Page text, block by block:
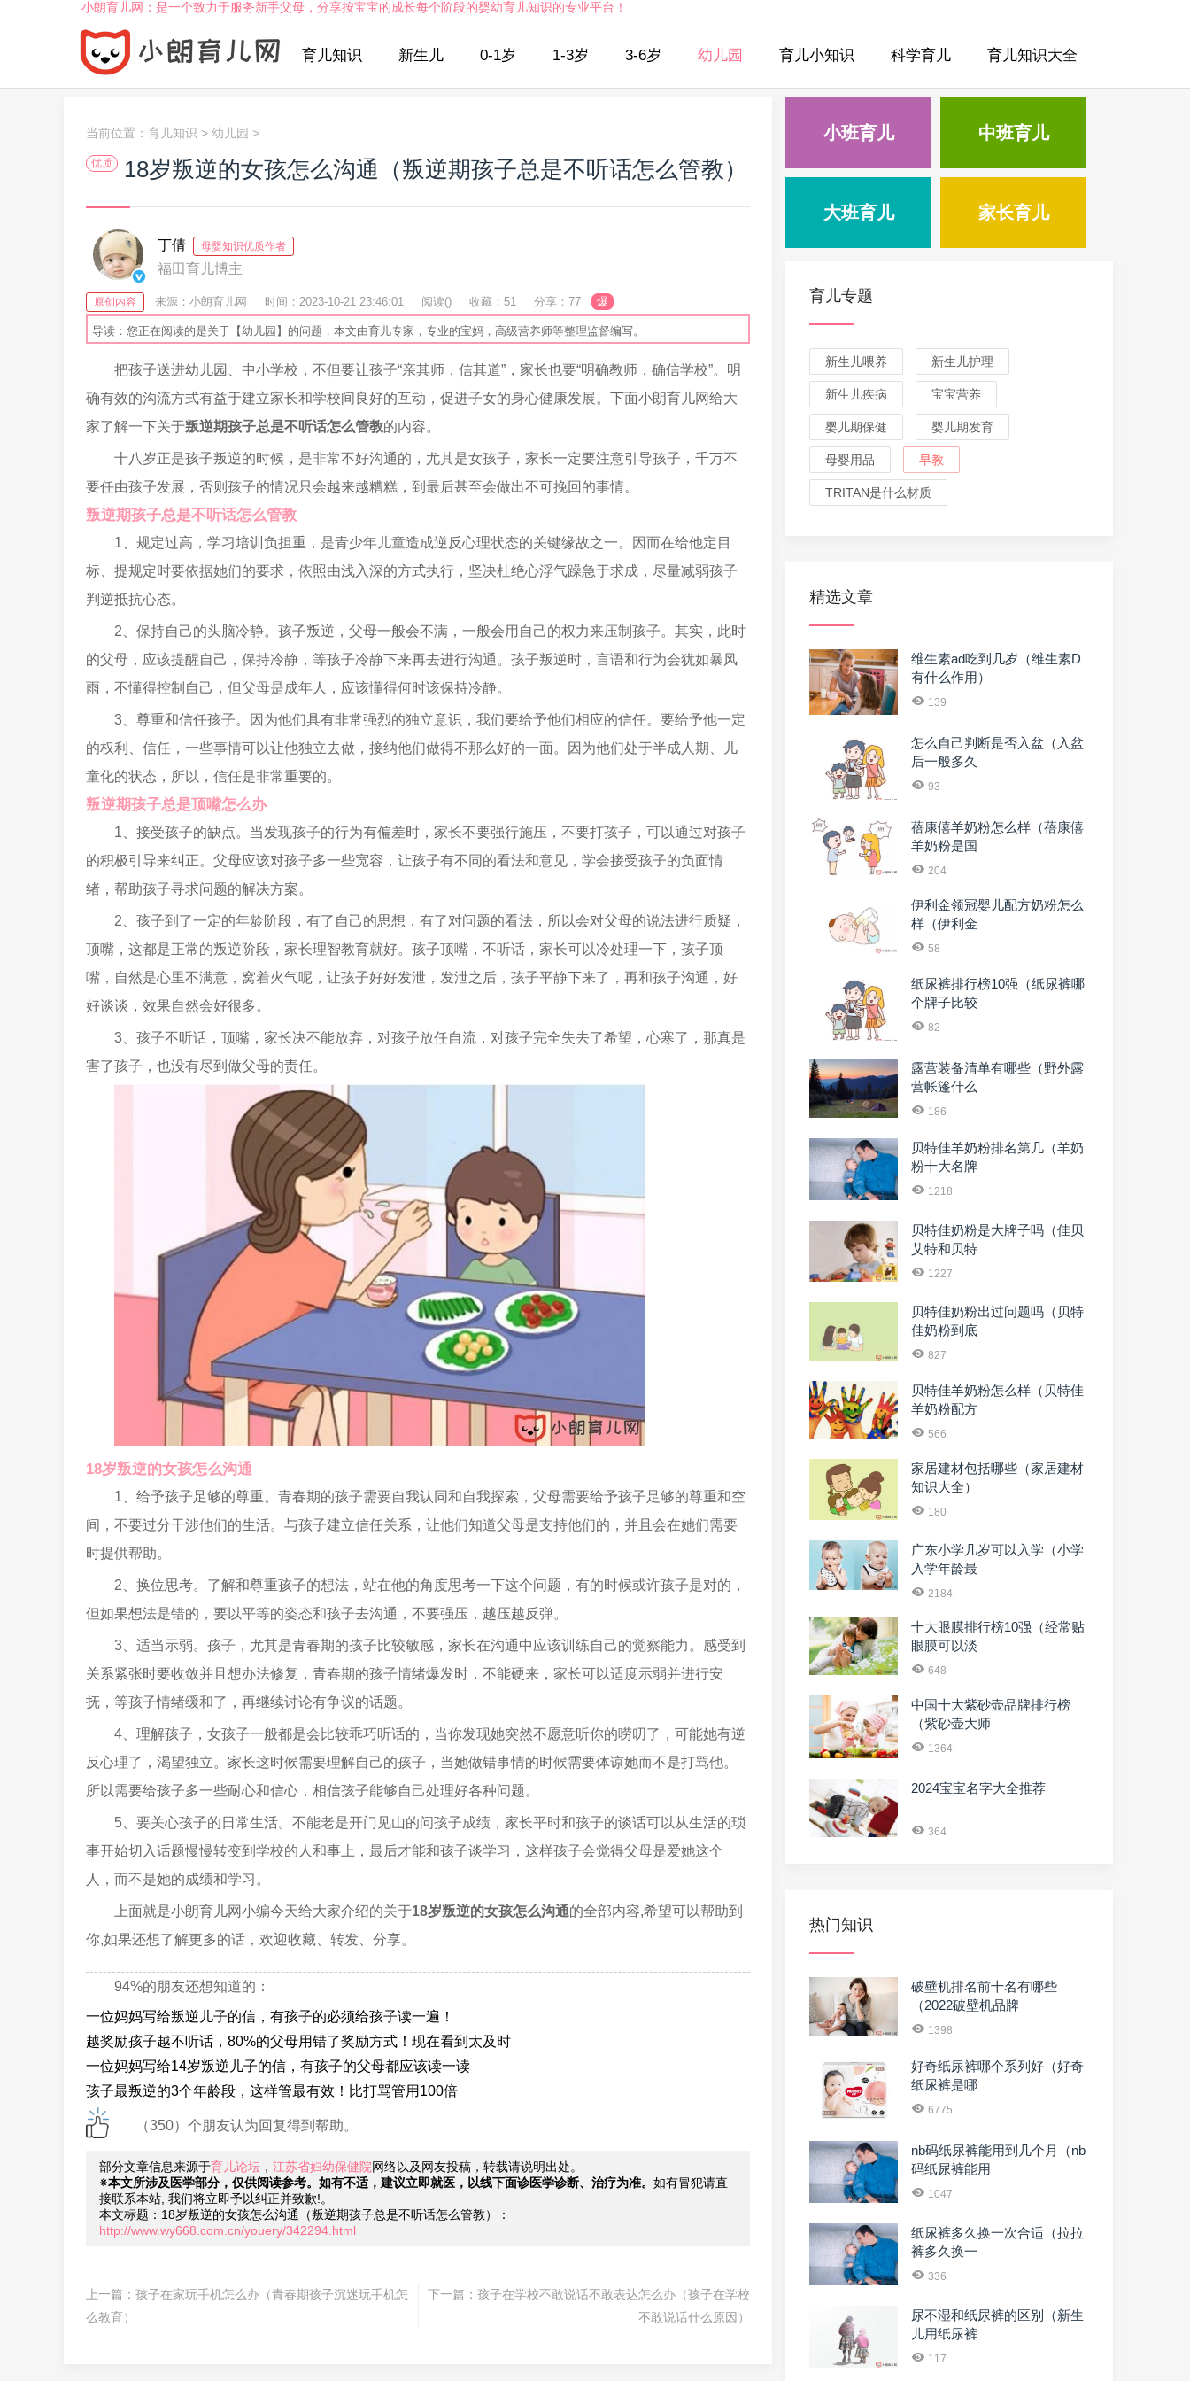
小朗育儿网：是一个致力于服务新手父母，分享按宝宝的成长每个阶段的婴幼育儿知识的专业平台！
育儿知识 新生儿 0-1岁 1-3岁 3-6岁 幼儿园 育儿小知识 科学育儿 育儿知识大全
当前位置： 育儿知识 > 幼儿园 >
优质 18岁叛逆的女孩怎么沟通（叛逆期孩子总是不听话怎么管教）
丁倩 母婴知识优质作者
福田育儿博主
原创内容 来源：小朗育儿网 时间：2023-10-21 23:46:01 阅读() 收藏：51 分享：77 爆
导读：您正在阅读的是关于【幼儿园】的问题，本文由育儿专家，专业的宝妈，高级营养师等整理监督编写。
把孩子送进幼儿园、中小学校，不但要让孩子“亲其师，信其道”，家长也要“明确教师，确信学校”。明
确有效的沟流方式有益于建立家长和学校间良好的互动，促进子女的身心健康发展。下面小朗育儿网给大
家了解一下关于叛逆期孩子总是不听话怎么管教的内容。
十八岁正是孩子叛逆的时候，是非常不好沟通的，尤其是女孩子，家长一定要注意引导孩子，千万不
要任由孩子发展，否则孩子的情况只会越来越糟糕，到最后甚至会做出不可挽回的事情。
叛逆期孩子总是不听话怎么管教
1、规定过高，学习培训负担重，是青少年儿童造成逆反心理状态的关键缘故之一。因而在给他定目
标、提规定时要依据她们的要求，依照由浅入深的方式执行，坚决杜绝心浮气躁急于求成，尽量减弱孩子
判逆抵抗心态。
2、保持自己的头脑冷静。孩子叛逆，父母一般会不满，一般会用自己的权力来压制孩子。其实，此时
的父母，应该提醒自己，保持冷静，等孩子冷静下来再去进行沟通。孩子叛逆时，言语和行为会犹如暴风
雨，不懂得控制自己，但父母是成年人，应该懂得何时该保持冷静。
3、尊重和信任孩子。因为他们具有非常强烈的独立意识，我们要给予他们相应的信任。要给予他一定
的权利、信任，一些事情可以让他独立去做，接纳他们做得不那么好的一面。因为他们处于半成人期、儿
童化的状态，所以，信任是非常重要的。
叛逆期孩子总是顶嘴怎么办
1、接受孩子的缺点。当发现孩子的行为有偏差时，家长不要强行施压，不要打孩子，可以通过对孩子
的积极引导来纠正。父母应该对孩子多一些宽容，让孩子有不同的看法和意见，学会接受孩子的负面情
绪，帮助孩子寻求问题的解决方案。
2、孩子到了一定的年龄阶段，有了自己的思想，有了对问题的看法，所以会对父母的说法进行质疑，
顶嘴，这都是正常的叛逆阶段，家长理智教育就好。孩子顶嘴，不听话，家长可以冷处理一下，孩子顶
嘴，自然是心里不满意，窝着火气呢，让孩子好好发泄，发泄之后，孩子平静下来了，再和孩子沟通，好
好谈谈，效果自然会好很多。
3、孩子不听话，顶嘴，家长决不能放弃，对孩子放任自流，对孩子完全失去了希望，心寒了，那真是
害了孩子，也没有尽到做父母的责任。
18岁叛逆的女孩怎么沟通
1、给予孩子足够的尊重。青春期的孩子需要自我认同和自我探索，父母需要给予孩子足够的尊重和空
间，不要过分干涉他们的生活。与孩子建立信任关系，让他们知道父母是支持他们的，并且会在她们需要
时提供帮助。
2、换位思考。了解和尊重孩子的想法，站在他的角度思考一下这个问题，有的时候或许孩子是对的，
但如果想法是错的，要以平等的姿态和孩子去沟通，不要强压，越压越反弹。
3、适当示弱。孩子，尤其是青春期的孩子比较敏感，家长在沟通中应该训练自己的觉察能力。感受到
关系紧张时要收敛并且想办法修复，青春期的孩子情绪爆发时，不能硬来，家长可以适度示弱并进行安
抚，等孩子情绪缓和了，再继续讨论有争议的话题。
4、理解孩子，女孩子一般都是会比较乖巧听话的，当你发现她突然不愿意听你的唠叨了，可能她有逆
反心理了，渴望独立。家长这时候需要理解自己的孩子，当她做错事情的时候需要体谅她而不是打骂他。
所以需要给孩子多一些耐心和信心，相信孩子能够自己处理好各种问题。
5、要关心孩子的日常生活。不能老是开门见山的问孩子成绩，家长平时和孩子的谈话可以从生活的琐
事开始切入话题慢慢转变到学校的人和事上，最后才能和孩子谈学习，这样孩子会觉得父母是爱她这个
人，而不是她的成绩和学习。
上面就是小朗育儿网小编今天给大家介绍的关于18岁叛逆的女孩怎么沟通的全部内容,希望可以帮助到
你,如果还想了解更多的话，欢迎收藏、转发、分享。
94%的朋友还想知道的：
一位妈妈写给叛逆儿子的信，有孩子的必须给孩子读一遍！
越奖励孩子越不听话，80%的父母用错了奖励方式！现在看到太及时
一位妈妈写给14岁叛逆儿子的信，有孩子的父母都应该读一读
孩子最叛逆的3个年龄段，这样管最有效！比打骂管用100倍
（350）个朋友认为回复得到帮助。
部分文章信息来源于育儿论坛 ， 江苏省妇幼保健院网络以及网友投稿，转载请说明出处。
※本文所涉及医学部分，仅供阅读参考。如有不适，建议立即就医，以线下面诊医学诊断、治疗为准。 如有冒犯请直
接联系本站, 我们将立即予以纠正并致歉!。
本文标题：18岁叛逆的女孩怎么沟通（叛逆期孩子总是不听话怎么管教）：
http://www.wy668.com.cn/youery/342294.html
上一篇： 孩子在家玩手机怎么办（青春期孩子沉迷玩手机怎
么教育）
下一篇： 孩子在学校不敢说话不敢表达怎么办（孩子在学校
不敢说话什么原因）
小班育儿 中班育儿
大班育儿 家长育儿
育儿专题
新生儿喂养 新生儿护理
新生儿疾病 宝宝营养
婴儿期保健 婴儿期发育
母婴用品 早教
TRITAN是什么材质
精选文章
维生素ad吃到几岁（维生素D
有什么作用）
139
怎么自己判断是否入盆（入盆
后一般多久
93
蓓康僖羊奶粉怎么样（蓓康僖
羊奶粉是国
204
伊利金领冠婴儿配方奶粉怎么
样（伊利金
58
纸尿裤排行榜10强（纸尿裤哪
个牌子比较
82
露营装备清单有哪些（野外露
营帐篷什么
186
贝特佳羊奶粉排名第几（羊奶
粉十大名牌
1218
贝特佳奶粉是大牌子吗（佳贝
艾特和贝特
1227
贝特佳奶粉出过问题吗（贝特
佳奶粉到底
827
贝特佳羊奶粉怎么样（贝特佳
羊奶粉配方
566
家居建材包括哪些（家居建材
知识大全）
180
广东小学几岁可以入学（小学
入学年龄最
2184
十大眼膜排行榜10强（经常贴
眼膜可以淡
648
中国十大紫砂壶品牌排行榜
（紫砂壶大师
1364
2024宝宝名字大全推荐
364
热门知识
破壁机排名前十名有哪些
（2022破壁机品牌
1398
好奇纸尿裤哪个系列好（好奇
纸尿裤是哪
6775
nb码纸尿裤能用到几个月（nb
码纸尿裤能用
1047
纸尿裤多久换一次合适（拉拉
裤多久换一
336
尿不湿和纸尿裤的区别（新生
儿用纸尿裤
117